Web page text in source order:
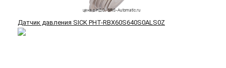
Датчик давления SICK PHT-RBX60S640S0ALS0Z